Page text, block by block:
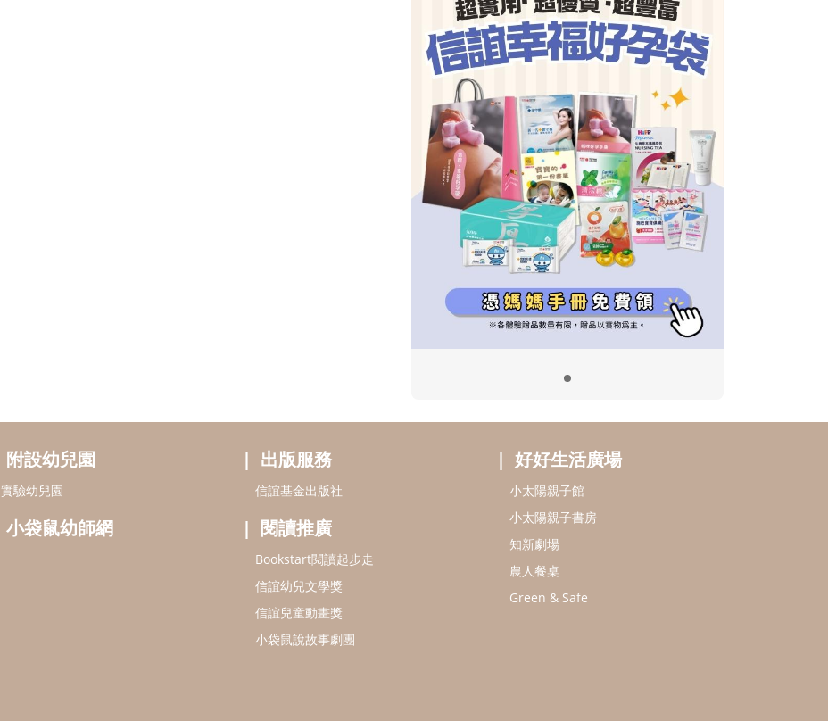
附設幼兒園
實驗幼兒園
小袋鼠幼師網
出版服務
信誼基金出版社
閱讀推廣
Bookstart閱讀起步走
信誼幼兒文學獎
信誼兒童動畫獎
小袋鼠說故事劇團
好好生活廣場
小太陽親子館
小太陽親子書房
知新劇場
農人餐桌
Green & Safe